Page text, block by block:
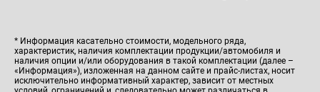
* Информация касательно стоимости, модельного ряда,
характеристик, наличия комплектации продукции/автомобиля и
наличия опции и/или оборудования в такой комплектации (далее –
«Информация»), изложенная на данном сайте и прайс-листах, носит
исключительно информативный характер, зависит от местных